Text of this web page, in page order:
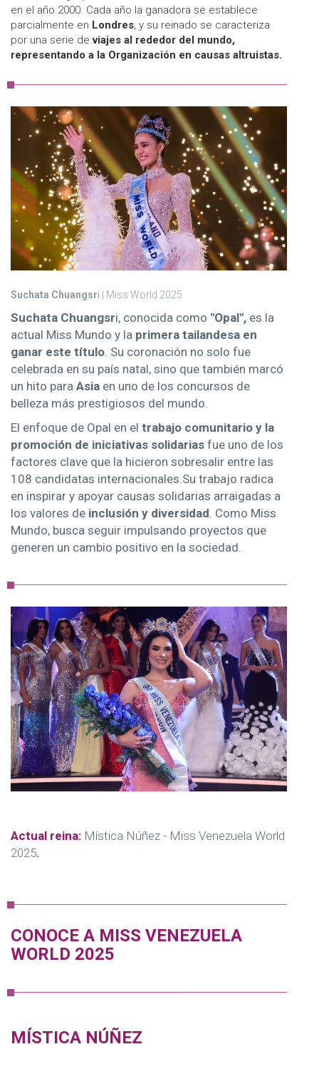
en el año 2000. Cada año la ganadora se establece
parcialmente en Londres, y su reinado se caracteriza
por una serie deviajes al rededor del mundo,
representando a la Organización en causas altruistas.
Suchata Chuangsri | Miss World 2025
Suchata Chuangsri, conocida como "Opal", es la
actual Miss Mundo y la primera tailandesa en
ganar este título. Su coronación no solo fue
celebrada en su país natal, sino que también marcó
un hito para Asia en uno de los concursos de
belleza más prestigiosos del mundo.
El enfoque de Opal en el trabajo comunitario y la
promoción de iniciativas solidarias fue uno de los
factores clave que la hicieron sobresalir entre las
108 candidatas internacionales.Su trabajo radica
en inspirar y apoyar causas solidarias arraigadas a
los valores de inclusión y diversidad. Como Miss
Mundo, busca seguir impulsando proyectos que
generen un cambio positivo en la sociedad.
Actual reina: Mística Núñez - Miss Venezuela World
2025.
CONOCE A MISS VENEZUELA
WORLD 2025
MÍSTICA NÚÑEZ